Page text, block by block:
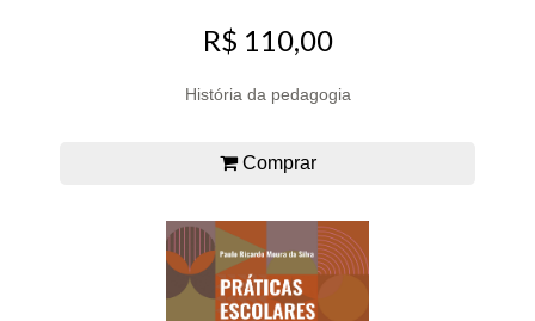
R$ 110,00
História da pedagogia
Comprar